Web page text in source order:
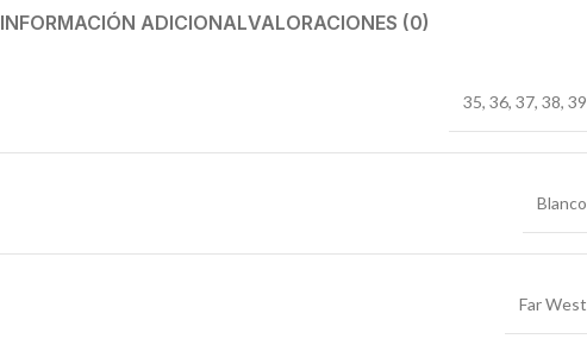
INFORMACIÓN ADICIONALVALORACIONES (0)
35, 36, 37, 38, 39
Blanco
Far West